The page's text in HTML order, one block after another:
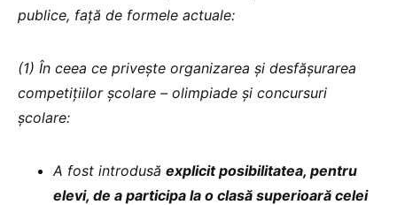
publice, față de formele actuale:
(1) În ceea ce privește organizarea și desfășurarea
competițiilor școlare – olimpiade și concursuri
școlare:
A fost introdusă explicit posibilitatea, pentru
elevi, de a participa la o clasă superioară celei